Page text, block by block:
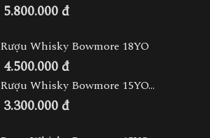
5.800.000 đ
Rượu Whisky Bowmore 18YO
4.500.000 đ
Rượu Whisky Bowmore 15YO...
3.300.000 đ